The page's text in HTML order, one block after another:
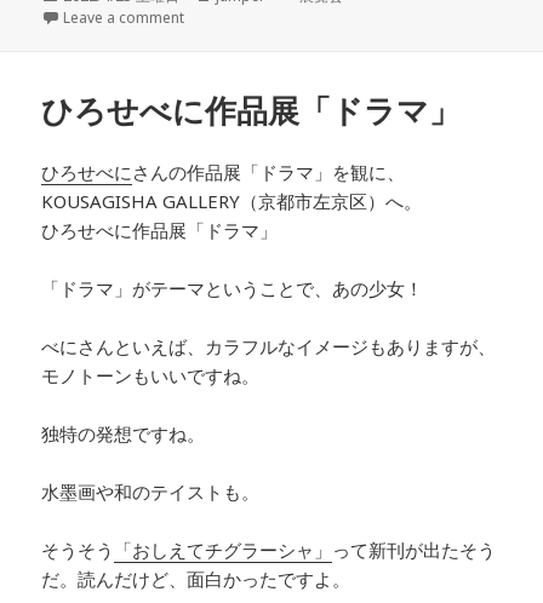
稿
Leave a comment
ひろせべに作品展「ドラマ」
ひろせべに さんの作品展「ドラマ」を観に、
KOUSAGISHA GALLERY（京都市左京区）へ。
ひろせべに作品展「ドラマ」
「ドラマ」がテーマということで、あの少女！
べにさんといえば、カラフルなイメージもありますが、
モノトーンもいいですね。
独特の発想ですね。
水墨画や和のテイストも。
そうそう 「おしえてチグラーシャ」 って新刊が出たそう
だ。読んだけど、面白かったですよ。